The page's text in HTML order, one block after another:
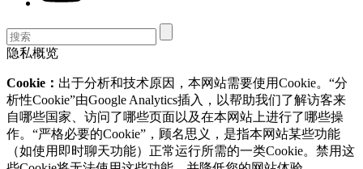
隐私概览
Cookie： 出于分析和技术原因，本网站需要使用Cookie。“分
析性Cookie”由Google Analytics插入，以帮助我们了解访客来
自哪些国家、访问了哪些页面以及在本网站上进行了哪些操
作。“严格必要的Cookie”，顾名思义，是指本网站某些功能
（如使用即时聊天功能）正常运行所需的一类Cookie。禁用这